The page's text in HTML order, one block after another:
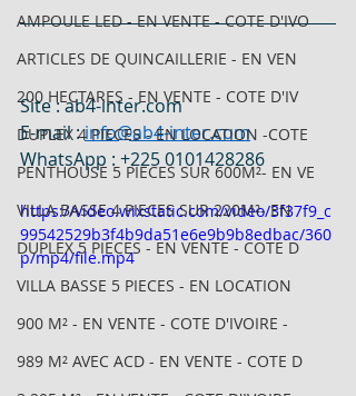
AMPOULE LED - EN VENTE - COTE D'IVO
ARTICLES DE QUINCAILLERIE - EN VEN
200 HECTARES - EN VENTE - COTE D'IV
DUPLEX 4 PIECES - EN LOCATION -COTE
PENTHOUSE 5 PIECES SUR 600M²- EN VE
VILLA BASSE 4 PIECES SUR 220M²- EN
DUPLEX 5 PIECES - EN VENTE - COTE D
VILLA BASSE 5 PIECES - EN LOCATION
900 M² - EN VENTE - COTE D'IVOIRE -
989 M² AVEC ACD - EN VENTE - COTE D
Site : ab4-inter.com
E-mail : info@ab4-inter.com
WhatsApp : +225 0101428286
https://video.wixstatic.com/video/3f37f9_c
99542529b3f4b9da51e6e9b9b8edbac/360
p/mp4/file.mp4